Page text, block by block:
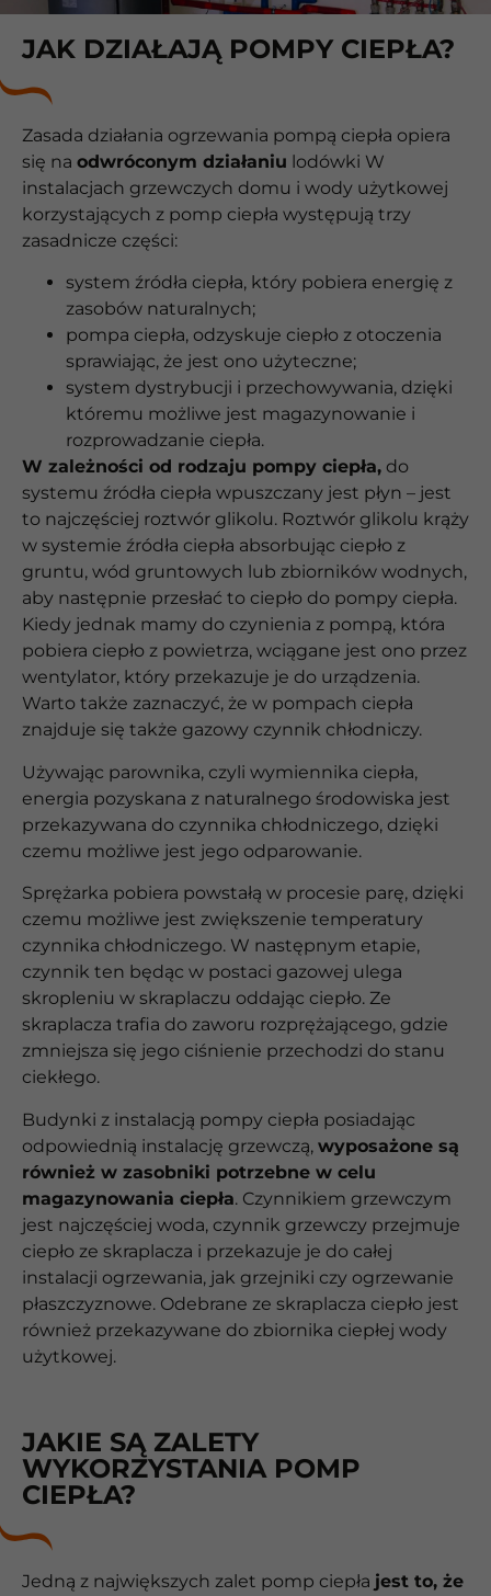
JAK DZIAŁAJĄ POMPY CIEPŁA?
Zasada działania ogrzewania pompą ciepła opiera
się na odwróconym działaniu lodówki W
instalacjach grzewczych domu i wody użytkowej
korzystających z pomp ciepła występują trzy
zasadnicze części:
system źródła ciepła, który pobiera energię z
zasobów naturalnych;
pompa ciepła, odzyskuje ciepło z otoczenia
sprawiając, że jest ono użyteczne;
system dystrybucji i przechowywania, dzięki
któremu możliwe jest magazynowanie i
rozprowadzanie ciepła.
W zależności od rodzaju pompy ciepła, do
systemu źródła ciepła wpuszczany jest płyn – jest
to najczęściej roztwór glikolu. Roztwór glikolu krąży
w systemie źródła ciepła absorbując ciepło z
gruntu, wód gruntowych lub zbiorników wodnych,
aby następnie przesłać to ciepło do pompy ciepła.
Kiedy jednak mamy do czynienia z pompą, która
pobiera ciepło z powietrza, wciągane jest ono przez
wentylator, który przekazuje je do urządzenia.
Warto także zaznaczyć, że w pompach ciepła
znajduje się także gazowy czynnik chłodniczy.
Używając parownika, czyli wymiennika ciepła,
energia pozyskana z naturalnego środowiska jest
przekazywana do czynnika chłodniczego, dzięki
czemu możliwe jest jego odparowanie.
Sprężarka pobiera powstałą w procesie parę, dzięki
czemu możliwe jest zwiększenie temperatury
czynnika chłodniczego. W następnym etapie,
czynnik ten będąc w postaci gazowej ulega
skropleniu w skraplaczu oddając ciepło. Ze
skraplacza trafia do zaworu rozprężającego, gdzie
zmniejsza się jego ciśnienie przechodzi do stanu
ciekłego.
Budynki z instalacją pompy ciepła posiadając
odpowiednią instalację grzewczą, wyposażone są
również w zasobniki potrzebne w celu
magazynowania ciepła. Czynnikiem grzewczym
jest najczęściej woda, czynnik grzewczy przejmuje
ciepło ze skraplacza i przekazuje je do całej
instalacji ogrzewania, jak grzejniki czy ogrzewanie
płaszczyznowe. Odebrane ze skraplacza ciepło jest
również przekazywane do zbiornika ciepłej wody
użytkowej.
JAKIE SĄ ZALETY
WYKORZYSTANIA POMP
CIEPŁA?
Jedną z największych zalet pomp ciepła jest to, że